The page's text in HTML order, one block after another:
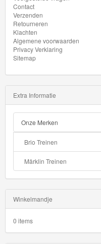
Contact
Verzenden
Retourneren
Klachten
Algemene voorwaarden
Privacy Verklaring
Sitemap
Extra Informatie
Onze Merken
Brio Treinen
Märklin Treinen
Winkelmandje
0 items